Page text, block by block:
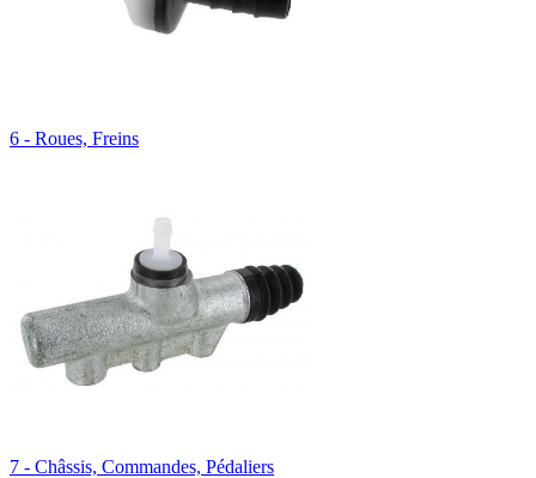
6 - Roues, Freins
7 - Châssis, Commandes, Pédaliers